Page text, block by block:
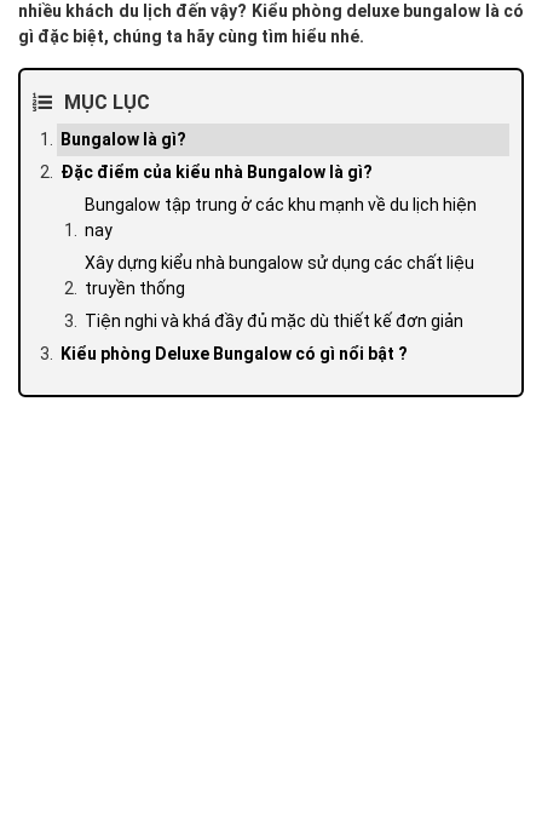
nhiều khách du lịch đến vậy? Kiểu phòng deluxe bungalow là có
gì đặc biệt, chúng ta hãy cùng tìm hiểu nhé.
MỤC LỤC
Bungalow là gì?
Đặc điểm của kiểu nhà Bungalow là gì?
Bungalow tập trung ở các khu mạnh về du lịch hiện
nay
Xây dựng kiểu nhà bungalow sử dụng các chất liệu
truyền thống
Tiện nghi và khá đầy đủ mặc dù thiết kế đơn giản
Kiểu phòng Deluxe Bungalow có gì nổi bật ?